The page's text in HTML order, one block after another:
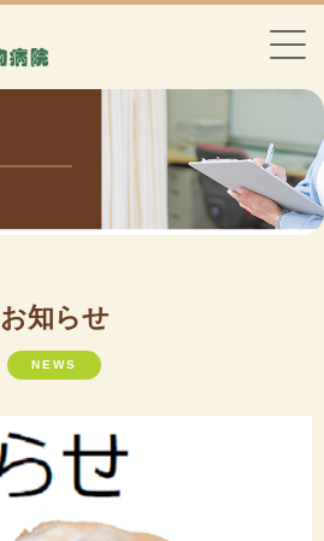
お知らせ
NEWS